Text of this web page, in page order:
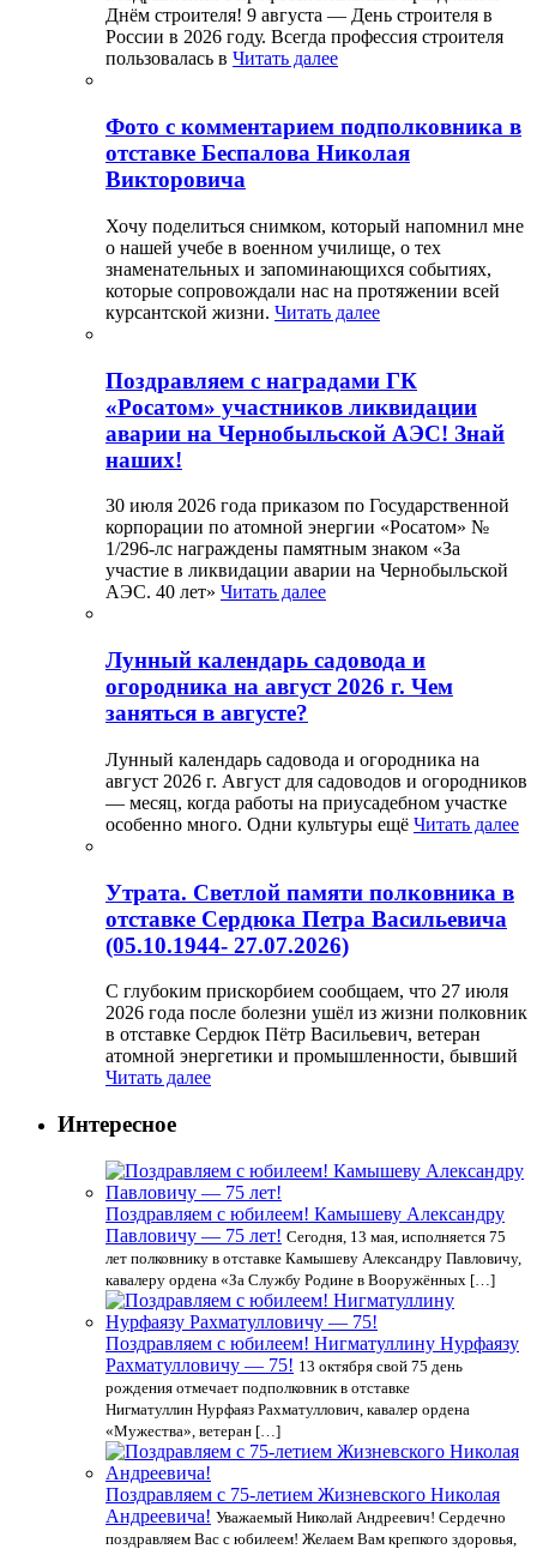
Днём строителя! 9 августа — День строителя в
России в 2026 году. Всегда профессия строителя
пользовалась в Читать далее
Фото с комментарием подполковника в
отставке Беспалова Николая
Викторовича
Хочу поделиться снимком, который напомнил мне
о нашей учебе в военном училище, о тех
знаменательных и запоминающихся событиях,
которые сопровождали нас на протяжении всей
курсантской жизни. Читать далее
Поздравляем с наградами ГК
«Росатом» участников ликвидации
аварии на Чернобыльской АЭС! Знай
наших!
30 июля 2026 года приказом по Государственной
корпорации по атомной энергии «Росатом» №
1/296-лс награждены памятным знаком «За
участие в ликвидации аварии на Чернобыльской
АЭС. 40 лет» Читать далее
Лунный календарь садовода и
огородника на август 2026 г. Чем
заняться в августе?
Лунный календарь садовода и огородника на
август 2026 г. Август для садоводов и огородников
— месяц, когда работы на приусадебном участке
особенно много. Одни культуры ещё Читать далее
Утрата. Светлой памяти полковника в
отставке Сердюка Петра Васильевича
(05.10.1944- 27.07.2026)
С глубоким прискорбием сообщаем, что 27 июля
2026 года после болезни ушёл из жизни полковник
в отставке Сердюк Пётр Васильевич, ветеран
атомной энергетики и промышленности, бывший
Читать далее
Интересное
Поздравляем с юбилеем! Камышеву Александру
Павловичу — 75 лет! Сегодня, 13 мая, исполняется 75
лет полковнику в отставке Камышеву Александру Павловичу,
кавалеру ордена «За Службу Родине в Вооружённых […]
Поздравляем c юбилеем! Нигматуллину Нурфаязу
Рахматулловичу — 75! 13 октября свой 75 день
рождения отмечает подполковник в отставке
Нигматуллин Нурфаяз Рахматуллович, кавалер ордена
«Мужества», ветеран […]
Поздравляем с 75-летием Жизневского Николая
Андреевича! Уважаемый Николай Андреевич! Сердечно
поздравляем Вас с юбилеем! Желаем Вам крепкого здоровья,